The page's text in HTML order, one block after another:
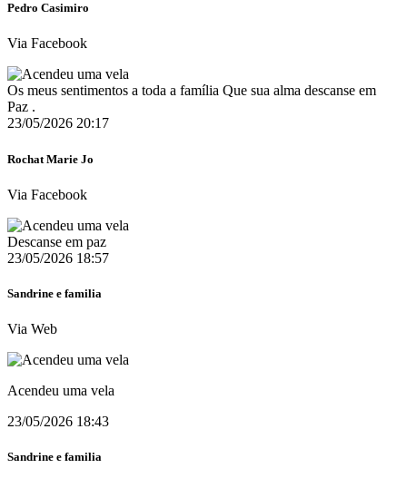
Pedro Casimiro
Via Facebook
Os meus sentimentos a toda a família Que sua alma descanse em
Paz .
23/05/2026 20:17
Rochat Marie Jo
Via Facebook
Descanse em paz
23/05/2026 18:57
Sandrine e familia
Via Web
Acendeu uma vela
23/05/2026 18:43
Sandrine e familia